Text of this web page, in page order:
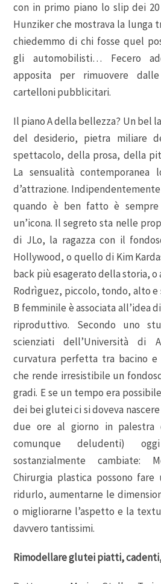
con in primo piano lo slip dei
Hunziker che mostrava la lunga
chiedemmo di chi fosse quel
gli automobilisti… Fecero
apposita per rimuovere
cartelloni pubblicitari.
Il piano A della bellezza? Un bel
del desiderio, pietra miliare
spettacolo, della prosa, della
La sensualità contemporanea
d’attrazione.
quando è ben fatto è
un’icona. Il segreto sta nelle
di JLo, la ragazza con il
Hollywood, o quello di Kim
back più esagerato della storia,
Rodrìguez, piccolo, tondo, alto e
B femminile è associata all’idea
riproduttivo. Secondo uno
scienziati dell’Università di
curvatura perfetta tra bacino e
che rende irresistibile un
gradi. E se un tempo era
dei bei glutei ci si doveva
due ore al giorno in
comunque deludenti)
sostanzialmente cambiate:
Chirurgia plastica possono
ridurlo, aumentarne le
o migliorarne l’aspetto e la
davvero tantissimi.
Rimodellare glutei piatti,